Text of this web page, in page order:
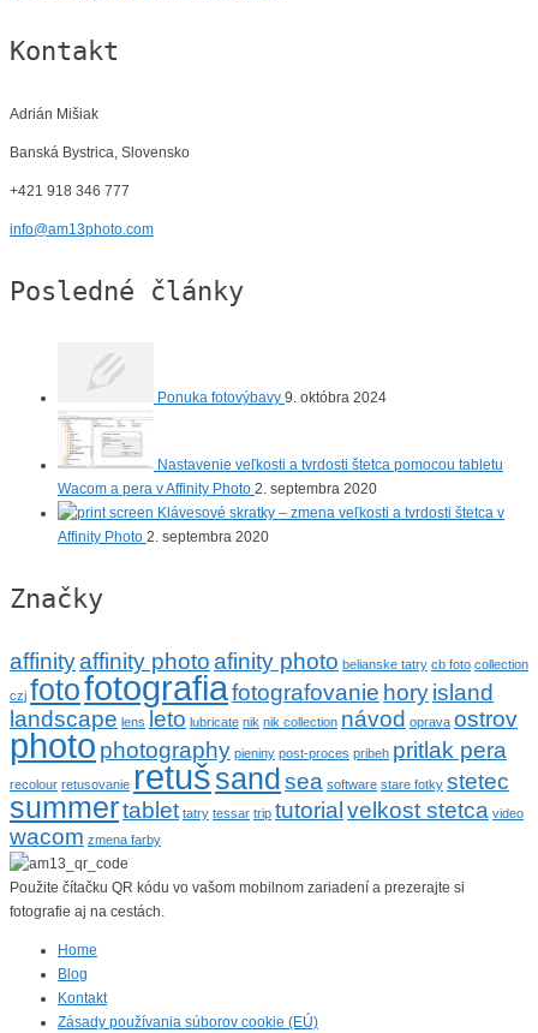
Kontakt
Adrián Mišiak
Banská Bystrica, Slovensko
+421 918 346 777
info@am13photo.com
Posledné články
Ponuka fotovýbavy 9. októbra 2024
Nastavenie veľkosti a tvrdosti štetca pomocou tabletu
Wacom a pera v Affinity Photo 2. septembra 2020
Klávesové skratky – zmena veľkosti a tvrdosti štetca v
Affinity Photo 2. septembra 2020
Značky
affinityaffinity photoafinity photo belianske tatry cb foto collection
czj fotofotografiafotografovanie horyisland
landscape lens leto lubricate nik nik collection návod oprava ostrov
photo photography pieniny post-proces pribeh pritlak pera
recolour retusovanie retušsand sea software stare fotky stetec
summertablet tatry tessar trip tutorial velkost stetca video
wacom zmena farby
Použite čítačku QR kódu vo vašom mobilnom zariadení a prezerajte si
fotografie aj na cestách.
Home
Blog
Kontakt
Zásady používania súborov cookie (EÚ)